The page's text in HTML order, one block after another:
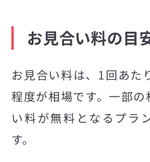
お見合い料の目
お見合い料は、1回あた
程度が相場です。一部
い料が無料となるプラ
す。